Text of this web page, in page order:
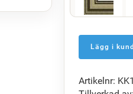
F5429-258
Artikelnr: